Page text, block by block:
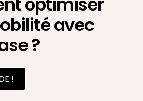
avec
?
!